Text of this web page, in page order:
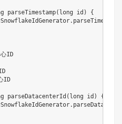
parseTimestamp(long id) {
ID
ID
parseDatacenterId(long id) {